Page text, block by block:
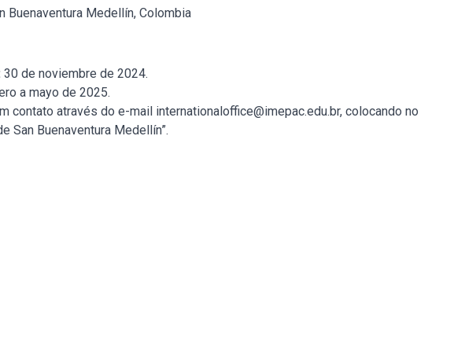
Buenaventura Medellín, Colombia
30 de noviembre de 2024.
a mayo de 2025.
contato através do e-mail internationaloffice@imepac.edu.br, colocando no
San Buenaventura Medellín”.